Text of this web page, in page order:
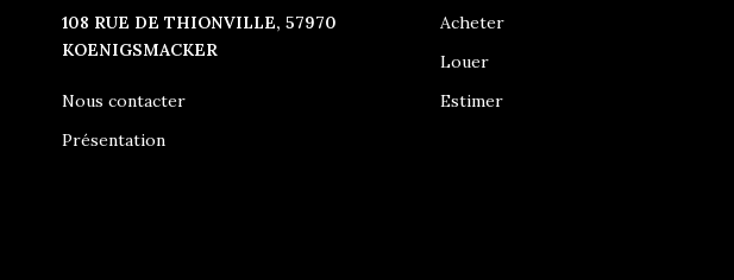
108 RUE DE THIONVILLE, 57970
KOENIGSMACKER
Nous contacter
Présentation
Acheter
Louer
Estimer